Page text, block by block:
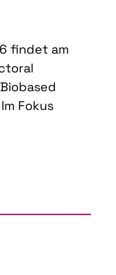
findet am
Fokus